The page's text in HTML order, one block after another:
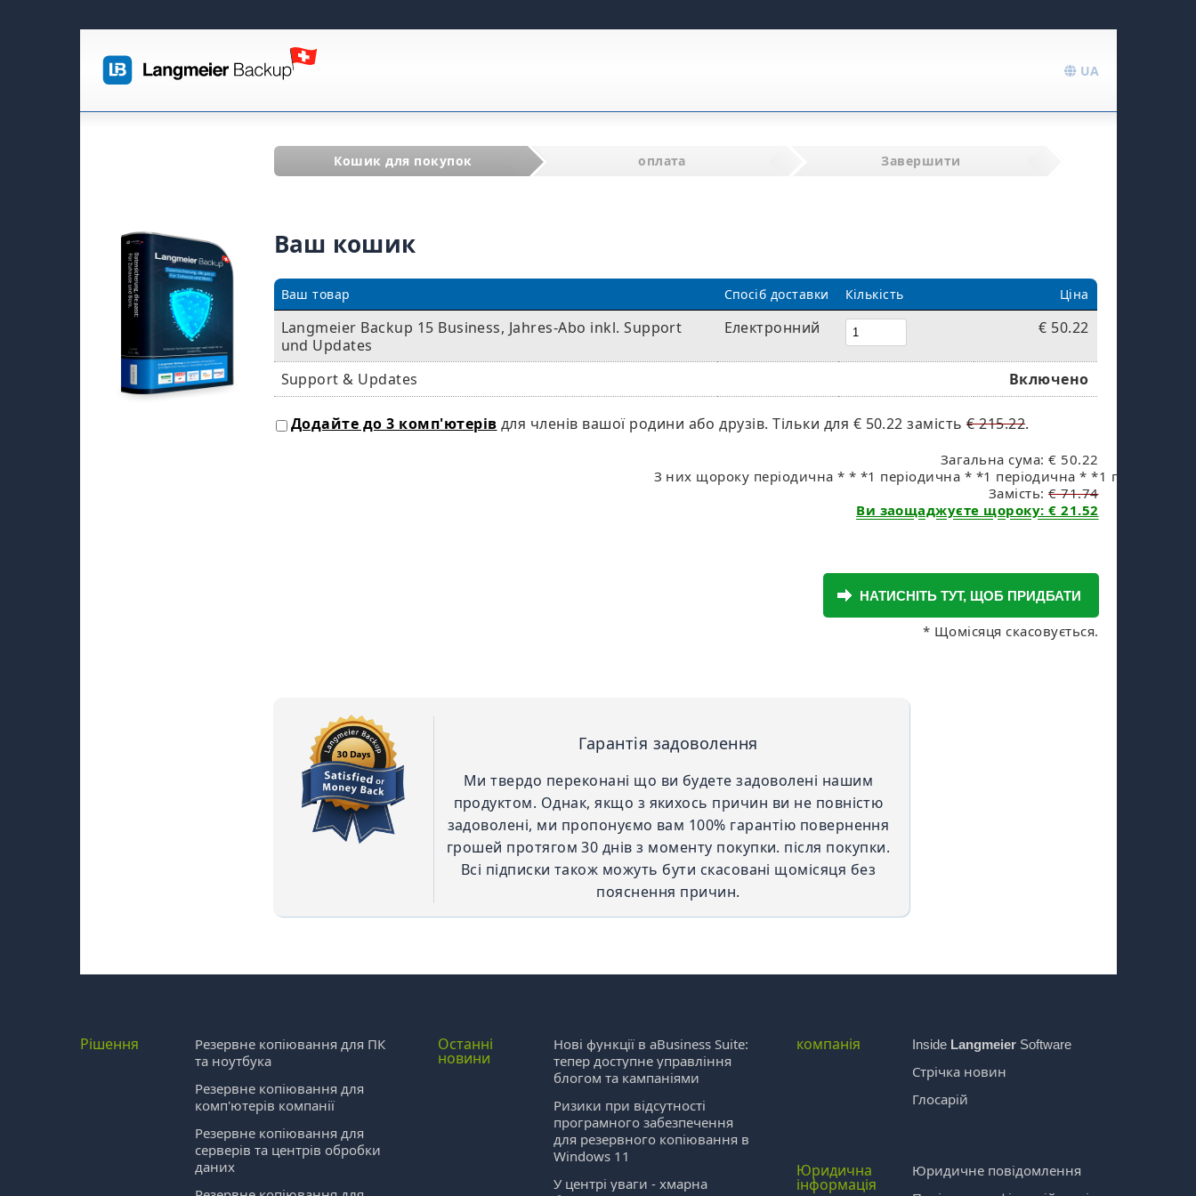
UA
Кошик для покупок оплата Завершити
Ваш кошик
Ваш товар Спосіб доставки Кількість Ціна
Langmeier Backup 15 Business, Jahres-Abo inkl. Support
und Updates
Електронний € 50.22
Support & Updates Включено
Додайте до 3 комп'ютерів для членів вашої родини або друзів. Тільки для € 50.22 замість€ 215.22.
Загальна сума: € 50.22
З них щороку періодична * * *1 періодична * *1 періодична * *1
Замість:€ 71.74
Ви заощаджуєте щороку: € 21.52
* Щомісяця скасовується.
Гарантія задоволення
Ми твердо переконані що ви будете задоволені нашим
продуктом. Однак, якщо з якихось причин ви не повністю
задоволені, ми пропонуємо вам 100% гарантію повернення
грошей протягом 30 днів з моменту покупки. після покупки.
Всі підписки також можуть бути скасовані щомісяця без
пояснення причин.
Рішення
Резервне копіювання для ПК
та ноутбука
Резервне копіювання для
комп'ютерів компанії
Резервне копіювання для
серверів та центрів обробки
даних
Останні
новини
Нові функції в aBusiness Suite:
тепер доступне управління
блогом та кампаніями
Ризики при відсутності
програмного забезпечення
для резервного копіювання в
Windows 11
У центрі уваги - хмарна
компанія Inside LangmeierSoftware
Стрічка новин
Глосарій
Юридична
інформація
Юридичне повідомлення